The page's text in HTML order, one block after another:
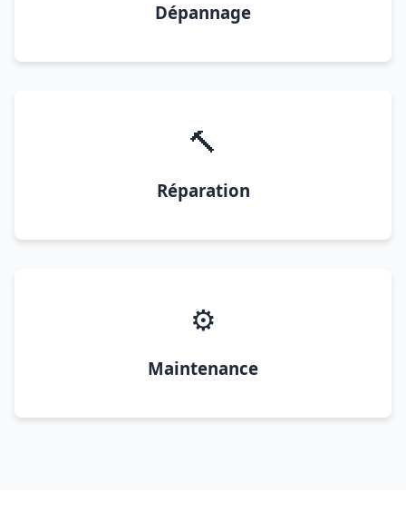
Dépannage
🔨
Réparation
⚙️
Maintenance